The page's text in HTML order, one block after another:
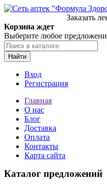
Заказать
Корзина ждет
Выберите любое
Найти
Вход
Регистрация
Главная
О нас
Блог
Доставка
Оплата
Контакты
Карта сайта
Каталог предложений